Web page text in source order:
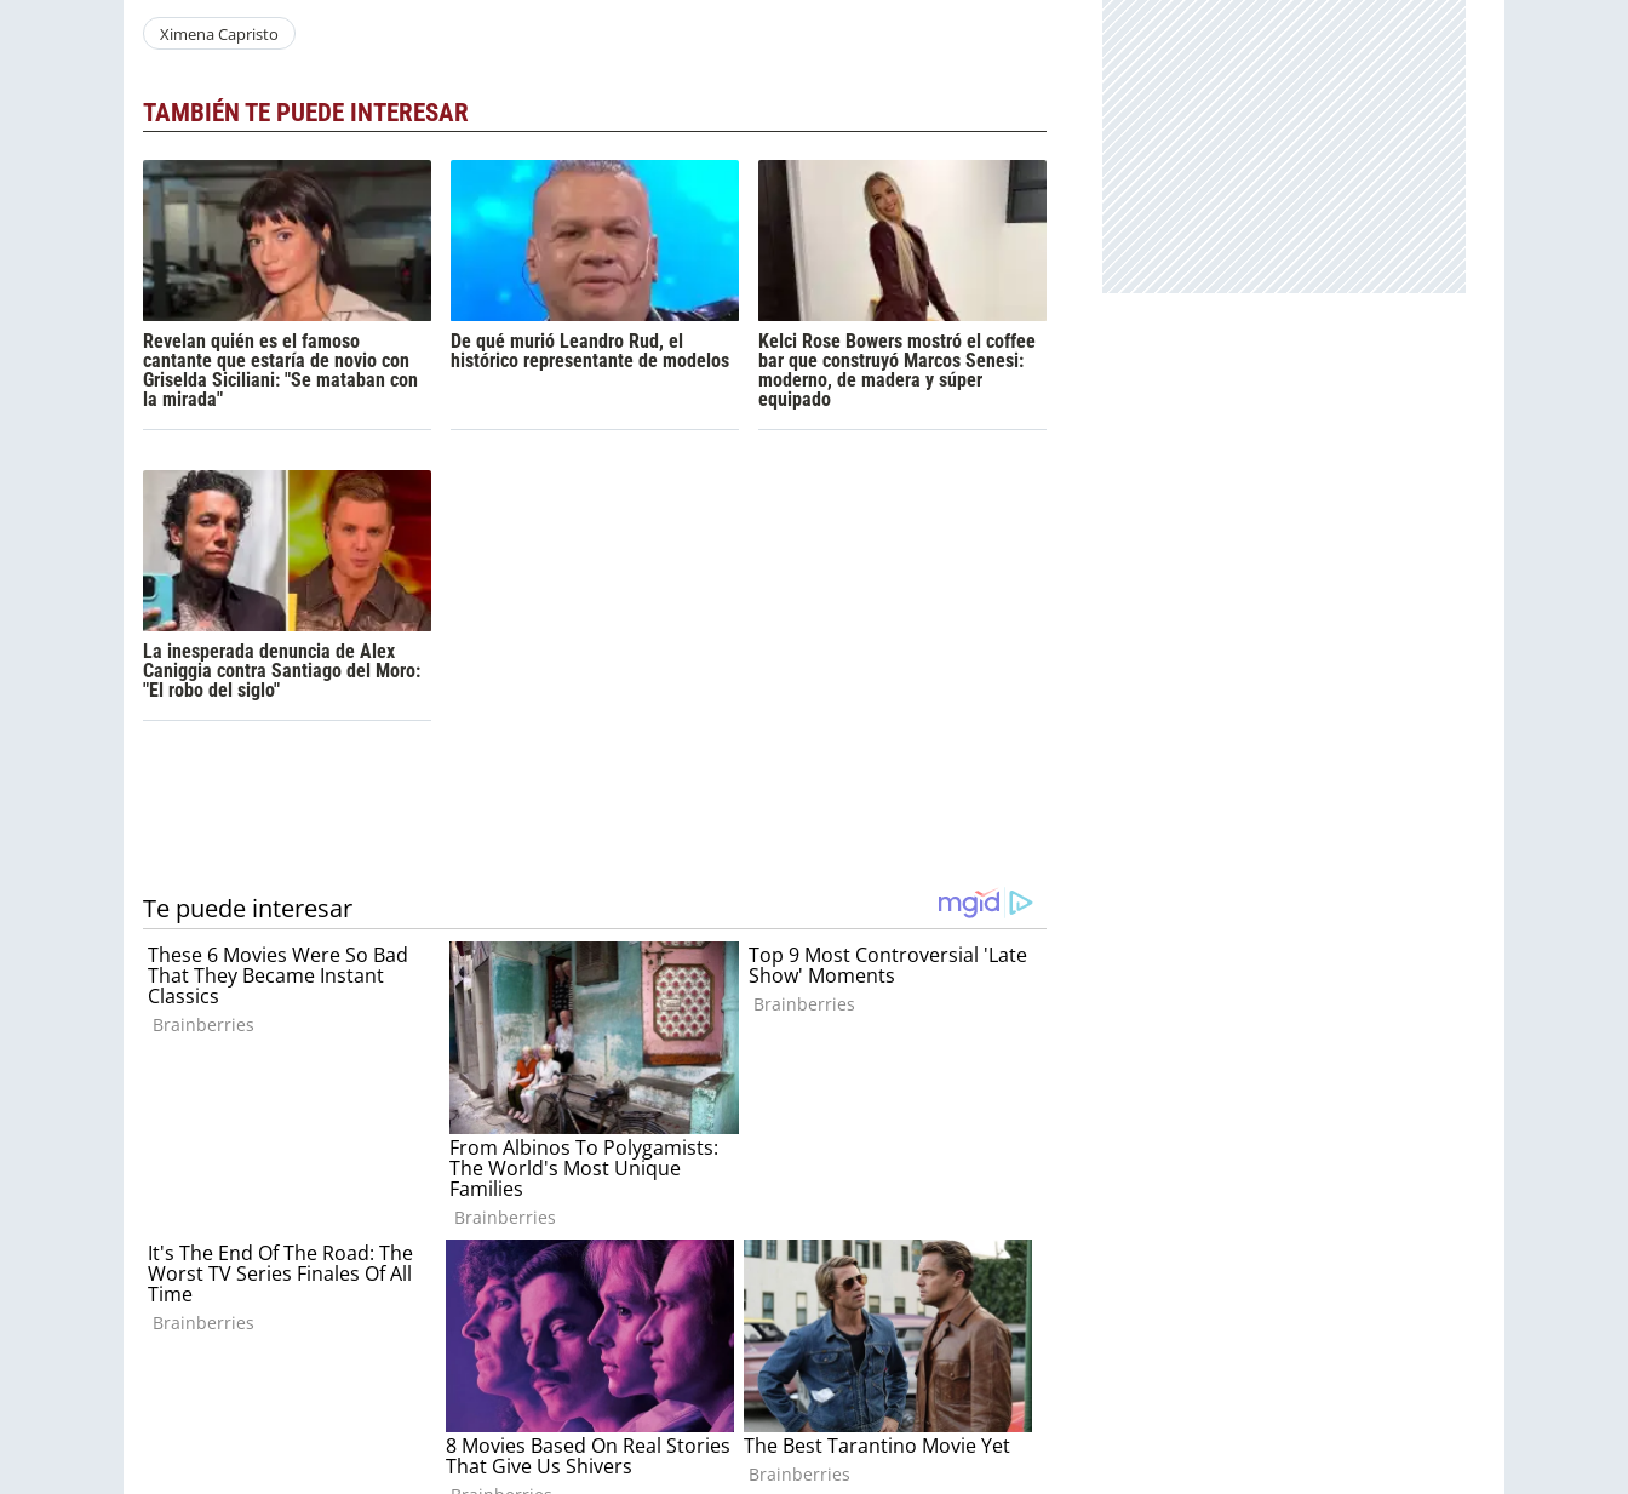
Ximena Capristo
TAMBIÉN TE PUEDE INTERESAR
Revelan quién es el famoso
cantante que estaría de novio con
Griselda Siciliani: "Se mataban con
la mirada"
De qué murió Leandro Rud, el
histórico representante de modelos
Kelci Rose Bowers mostró el coffee
bar que construyó Marcos Senesi:
moderno, de madera y súper
equipado
La inesperada denuncia de Alex
Caniggia contra Santiago del Moro:
"El robo del siglo"